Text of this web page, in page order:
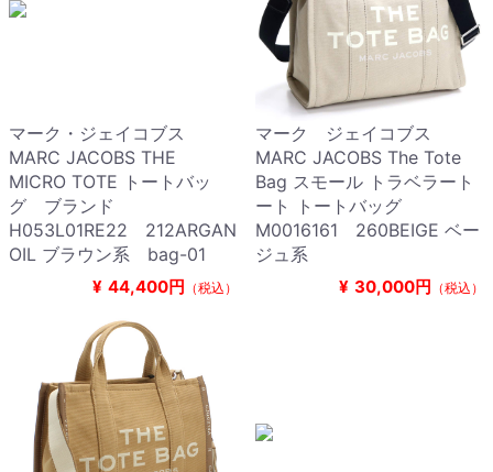
マーク・ジェイコブス
MARC JACOBS THE
MICRO TOTE トートバッ
グ ブランド
H053L01RE22 212ARGAN
OIL ブラウン系 bag-01
¥ 44,400円 （税込）
マーク ジェイコブス
MARC JACOBS The Tote
Bag スモール トラベラート
ート トートバッグ
M0016161 260BEIGE ベー
ジュ系
¥ 30,000円 （税込）